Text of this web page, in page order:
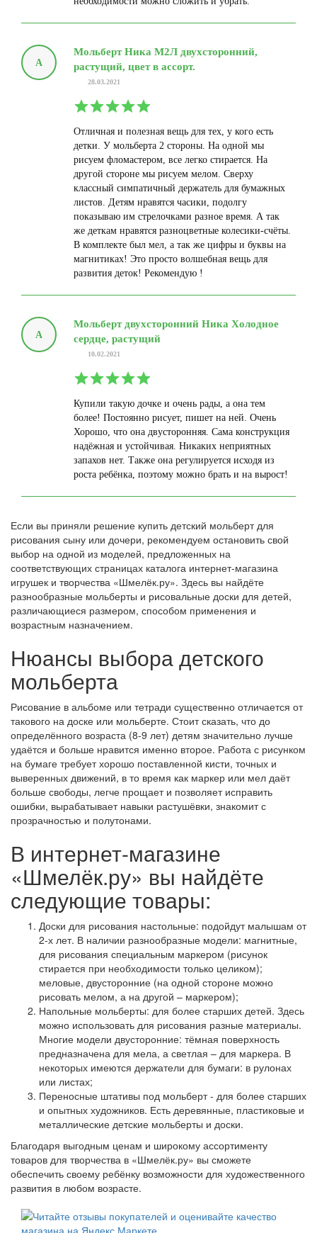
А
Мольберт Ника М2Л двухсторонний,
растущий, цвет в ассорт.
28.03.2021
Отличная и полезная вещь для тех, у кого есть
детки. У мольберта 2 стороны. На одной мы
рисуем фломастером, все легко стирается. На
другой стороне мы рисуем мелом. Сверху
классный симпатичный держатель для бумажных
листов. Детям нравятся часики, подолгу
показываю им стрелочками разное время. А так
же деткам нравятся разноцветные колесики-счёты.
В комплекте был мел, а так же цифры и буквы на
магнитиках! Это просто волшебная вещь для
развития деток! Рекомендую !
А
Мольберт двухсторонний Ника Холодное
сердце, растущий
10.02.2021
Купили такую дочке и очень рады, а она тем
более! Постоянно рисует, пишет на ней. Очень
Хорошо, что она двусторонняя. Сама конструкция
надёжная и устойчивая. Никаких неприятных
запахов нет. Также она регулируется исходя из
роста ребёнка, поэтому можно брать и на вырост!
Если вы приняли решение купить детский мольберт для
рисования сыну или дочери, рекомендуем остановить свой
выбор на одной из моделей, предложенных на
соответствующих страницах каталога интернет-магазина
игрушек и творчества «Шмелёк.ру». Здесь вы найдёте
разнообразные мольберты и рисовальные доски для детей,
различающиеся размером, способом применения и
возрастным назначением.
Нюансы выбора детского
мольберта
Рисование в альбоме или тетради существенно отличается от
такового на доске или мольберте. Стоит сказать, что до
определённого возраста (8-9 лет) детям значительно лучше
удаётся и больше нравится именно второе. Работа с рисунком
на бумаге требует хорошо поставленной кисти, точных и
выверенных движений, в то время как маркер или мел даёт
больше свободы, легче прощает и позволяет исправить
ошибки, вырабатывает навыки растушёвки, знакомит с
прозрачностью и полутонами.
В интернет-магазине
«Шмелёк.ру» вы найдёте
следующие товары:
Доски для рисования настольные: подойдут малышам от
2-х лет. В наличии разнообразные модели: магнитные,
для рисования специальным маркером (рисунок
стирается при необходимости только целиком);
меловые, двусторонние (на одной стороне можно
рисовать мелом, а на другой – маркером);
Напольные мольберты: для более старших детей. Здесь
можно использовать для рисования разные материалы.
Многие модели двусторонние: тёмная поверхность
предназначена для мела, а светлая – для маркера. В
некоторых имеются держатели для бумаги: в рулонах
или листах;
Переносные штативы под мольберт - для более старших
и опытных художников. Есть деревянные, пластиковые и
металлические детские мольберты и доски.
Благодаря выгодным ценам и широкому ассортименту
товаров для творчества в «Шмелёк.ру» вы сможете
обеспечить своему ребёнку возможности для художественного
развития в любом возрасте.